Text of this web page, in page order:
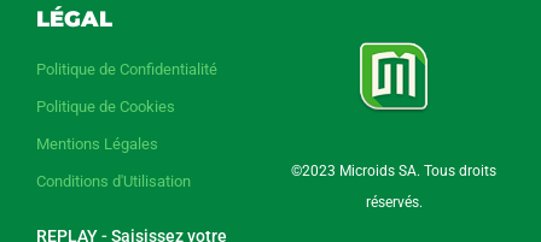
LÉGAL
Politique de Confidentialité
Politique de Cookies
Mentions Légales
Conditions d'Utilisation
REPLAY - Saisissez votre
©2023 Microids SA. Tous droits
réservés.